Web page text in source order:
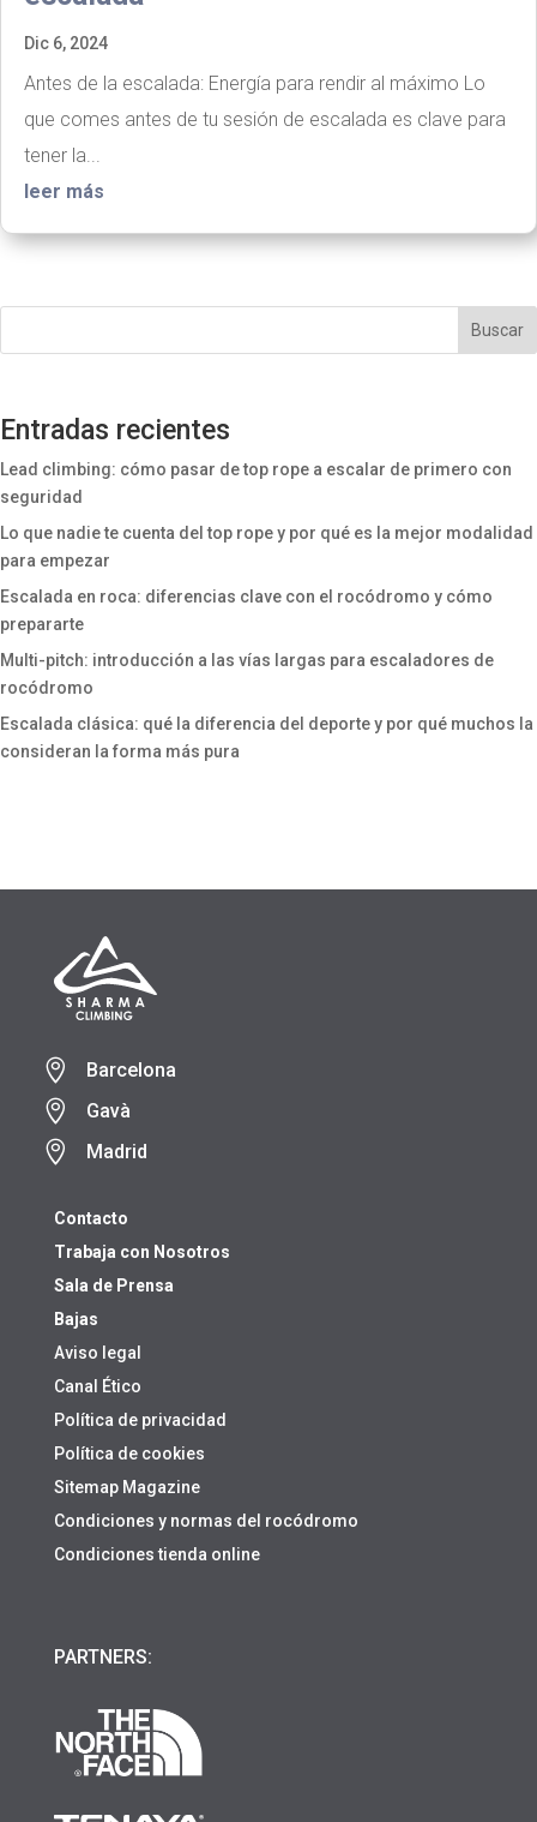
Dic 6, 2024
Antes de la escalada: Energía para rendir al máximo Lo
que comes antes de tu sesión de escalada es clave para
tener la...
leer más
Buscar
Entradas recientes
Lead climbing: cómo pasar de top rope a escalar de primero con
seguridad
Lo que nadie te cuenta del top rope y por qué es la mejor modalidad
para empezar
Escalada en roca: diferencias clave con el rocódromo y cómo
prepararte
Multi-pitch: introducción a las vías largas para escaladores de
rocódromo
Escalada clásica: qué la diferencia del deporte y por qué muchos la
consideran la forma más pura
 Barcelona
 Gavà
 Madrid
Contacto
Trabaja con Nosotros
Sala de Prensa
Bajas
Aviso legal
Canal Ético
Política de privacidad
Política de cookies
Sitemap Magazine
Condiciones y normas del rocódromo
Condiciones tienda online
PARTNERS: